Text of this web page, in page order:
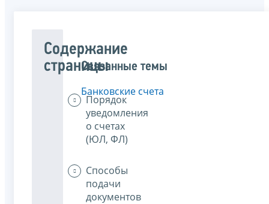
Содержание
страницы
Порядок
уведомления
о счетах
(ЮЛ, ФЛ)
Способы
подачи
документов
Связанные темы
Банковские счета